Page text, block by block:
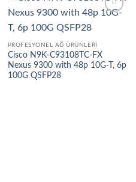
PROFESYONEL AĞ ÜRÜNLERI
Cisco N9K-C93108TC-FX
Nexus 9300 with 48p 10G-T, 6p
100G QSFP28